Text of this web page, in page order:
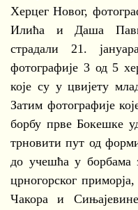
Херцег Новог,
Илића и Даша
страдали 21.
фотографије 3 од 5
које су у цвијету
Затим фотографије
борбу прве Бокешке
трновити пут од
до учешћа у борбама
црногорског
Чакора и